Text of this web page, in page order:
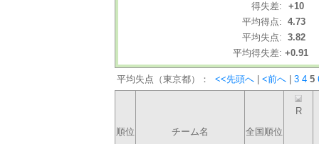
得失差:
+10
平均得点: 4.73
平均失点: 3.82
平均得失差: +0.91
平均失点（東京都）： <<先頭へ <前へ 3 4 5
順位 チーム名 全国順位
R